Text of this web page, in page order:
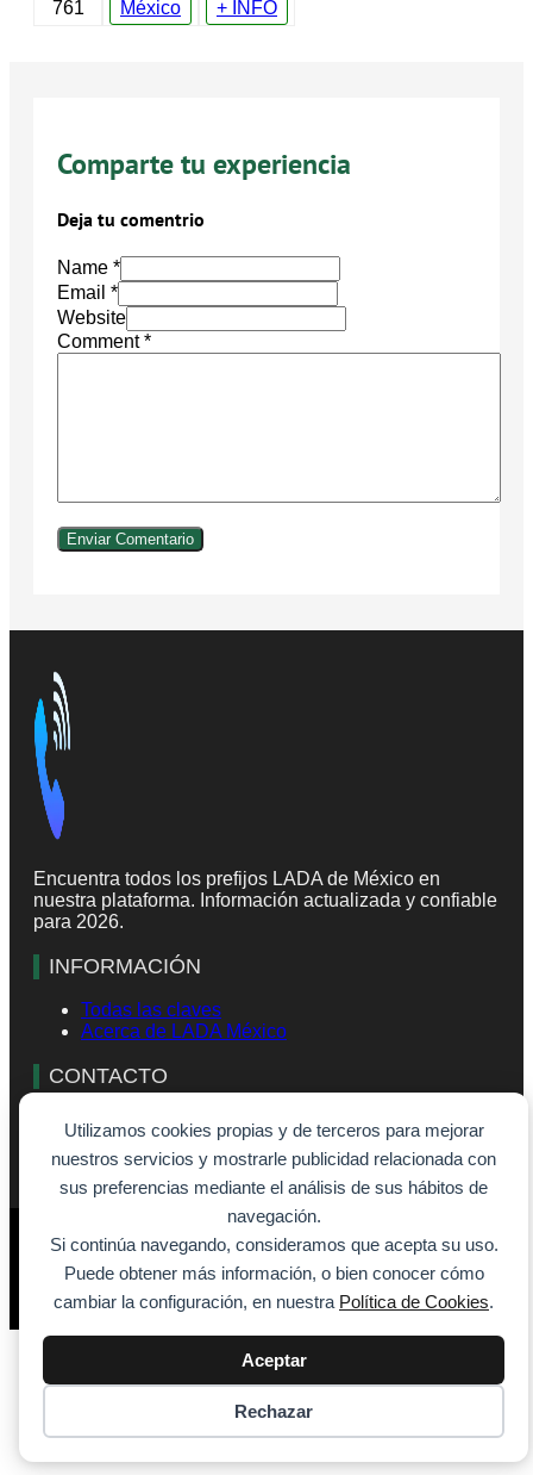
761
México + INFO
Comparte tu experiencia
Deja tu comentrio
Name *
Email *
Website
Comment*
Encuentra todos los prefijos LADA de México en
nuestra plataforma. Información actualizada y confiable
para 2026.
INFORMACIÓN
Todas las claves
Acerca de LADA México
CONTACTO
info@lada-mexico.com
Formulario de contacto
© 2026 - SiempreVisible.com
Aviso legal
Política de cookies
Política de privacidad
Utilizamos cookies propias y de terceros para mejorar
nuestros servicios y mostrarle publicidad relacionada con
sus preferencias mediante el análisis de sus hábitos de
navegación.
Si continúa navegando, consideramos que acepta su uso.
Puede obtener más información, o bien conocer cómo
cambiar la configuración, en nuestra Política de Cookies.
Aceptar
Rechazar